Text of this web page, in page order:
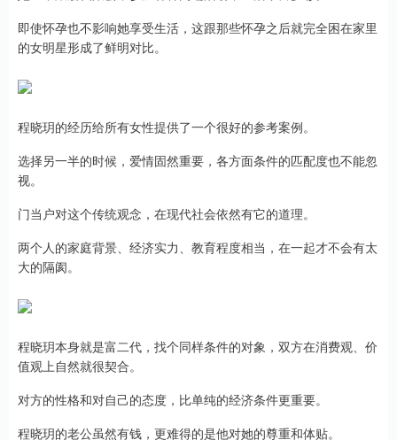
即使怀孕也不影响她享受生活，这跟那些怀孕之后就完全困在家里
的女明星形成了鲜明对比。
程晓玥的经历给所有女性提供了一个很好的参考案例。
选择另一半的时候，爱情固然重要，各方面条件的匹配度也不能忽
视。
门当户对这个传统观念，在现代社会依然有它的道理。
两个人的家庭背景、经济实力、教育程度相当，在一起才不会有太
大的隔阂。
程晓玥本身就是富二代，找个同样条件的对象，双方在消费观、价
值观上自然就很契合。
对方的性格和对自己的态度，比单纯的经济条件更重要。
程晓玥的老公虽然有钱，更难得的是他对她的尊重和体贴。